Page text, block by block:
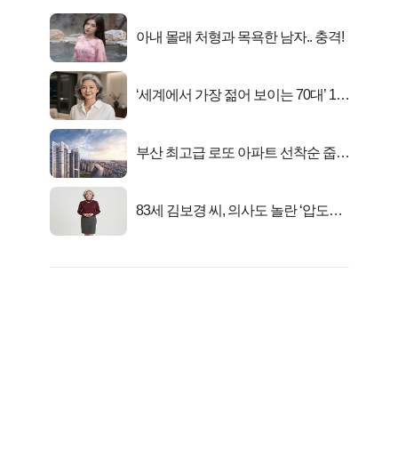
아내 몰래 처형과 목욕한 남자.. 충격!
‘세계에서 가장 젊어 보이는 70대’ 1위
부산 최고급 로또 아파트 선착순 줍줍
83세 김보경 씨, 의사도 놀란 ‘압도적